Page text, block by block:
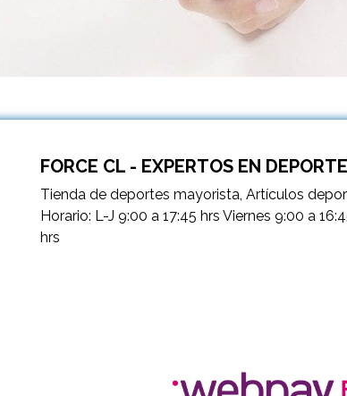
FORCE CL - EXPERTOS EN DEPORTE
Tienda de deportes mayorista, Artículos
Horario: L-J 9:00 a 17:45 hrs Viernes 9:00 a
hrs